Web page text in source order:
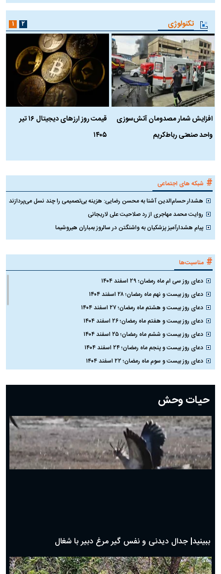
تکنولوژی
افزایش شمار مصدومان آتش‌سوزی
واحد صنعتی رباط‌کریم
قیمت روز ارز‌های دیجیتال ۱۶ تیر
۱۴۰۵
۱ ۲
# شبکه های اجتماعی
هشدار حسام‌الدین آشنا به محسن رضایی: هزینه بی‌تصمیمی را چند نسل می‌پردازند
روایت محمد مهاجری از رد صلاحیت علی لاریجانی
پیام هشدارآمیز پزشکیان به واشنگتن در سالروز بمباران هیروشیما
# مناسبت‌ها
دعای روز سی ام ماه رمضان؛ ۲۹ اسفند ۱۴۰۴
دعای روز بیست و نهم ماه رمضان؛ ۲۸ اسفند ۱۴۰۴
دعای روز بیست و هشتم ماه رمضان؛ ۲۷ اسفند ۱۴۰۴
دعای روز بیست و هفتم ماه رمضان؛ ۲۶ اسفند ۱۴۰۴
دعای روز بیست و ششم ماه رمضان؛ ۲۵ اسفند ۱۴۰۴
دعای روز بیست و پنجم ماه رمضان؛ ۲۴ اسفند ۱۴۰۴
دعای روز بیست و سوم ماه رمضان؛ ۲۲ اسفند ۱۴۰۴
دعای روز بیستم ماه رمضان؛ ۱۹ اسفند ۱۴۰۴
دعای روز هشتم ماه مبارک رمضان؛ ۷ اسفند ماه ۱۴۰۴
دعای روز هفتم ماه رمضان؛ ۶ اسفند ۱۴۰۴
دعای روز ششم ماه رمضان؛ ۵ اسفند ۱۴۰۴
دعای روز پنجم ماه رمضان؛ ۴ اسفند ۱۴۰۴
دعای روز چهارم ماه مبارک رمضان؛ ۳ اسفند ۱۴۰۴
دعای روز سوم ماه مبارک رمضان؛ ۱۴ اسفند ۱۴۰۴
حیات وحش
ببینید| جدال دیدنی و نفس گیر مرغ دبیر با شغال